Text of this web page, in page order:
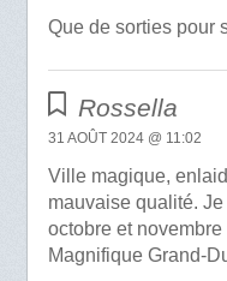
Que de sorties pour
Rossella
31 AOÛT 2024 @ 11:02
Ville magique,
mauvaise qualité.
octobre et novembre
Magnifique Grand-